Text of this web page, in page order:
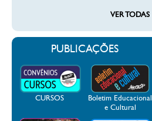
VER TODAS
PUBLICAÇÕES
CURSOS
Boletim Educacional
e Cultural